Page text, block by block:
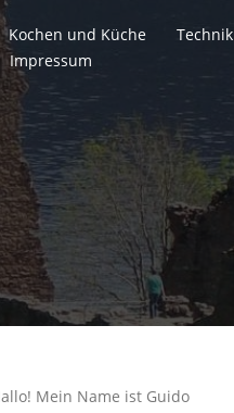
Kochen und Küche
Technik
Impressum
Mein Name ist Guido